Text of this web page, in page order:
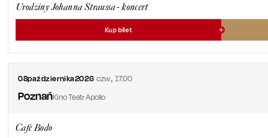
Urodziny Johanna Straussa - koncert
Kup bilet
08października2026 czw.,17.00
PoznańKino Teatr Apollo
Cafe Bodo